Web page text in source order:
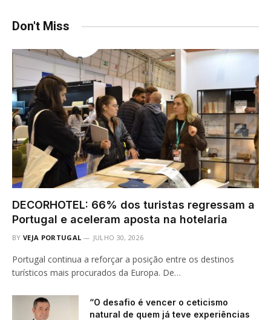
Don't Miss
DECORHOTEL: 66% dos turistas regressam a
Portugal e aceleram aposta na hotelaria
BY VEJA PORTUGAL JULHO 30, 2026
Portugal continua a reforçar a posição entre os destinos
turísticos mais procurados da Europa. De…
“O desafio é vencer o ceticismo
natural de quem já teve experiências